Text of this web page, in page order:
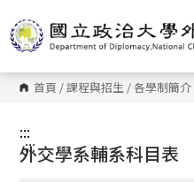
到
主
要
內
容
區 首頁 /課程與招生 /各學制簡介
:::
:::
外交學系輔系科目表